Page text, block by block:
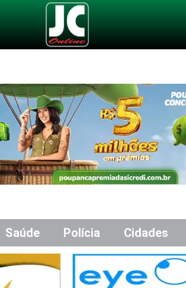
Saúde Polícia Cidades